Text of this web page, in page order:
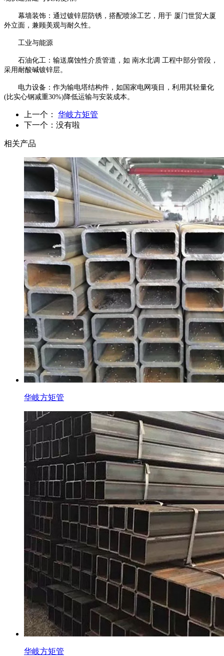
幕墙装饰：通过镀锌层防锈，搭配喷涂工艺，用于 厦门世贸大厦
外立面，兼顾美观与耐久性。
工业与能源
石油化工：输送腐蚀性介质管道，如 南水北调 工程中部分管段，
采用耐酸碱镀锌层。
电力设备：作为输电塔结构件，如国家电网项目，利用其轻量化
(比实心钢减重30%)降低运输与安装成本。
上一个： 华岐方矩管
下一个：没有啦
相关产品
华岐方矩管
华岐方矩管